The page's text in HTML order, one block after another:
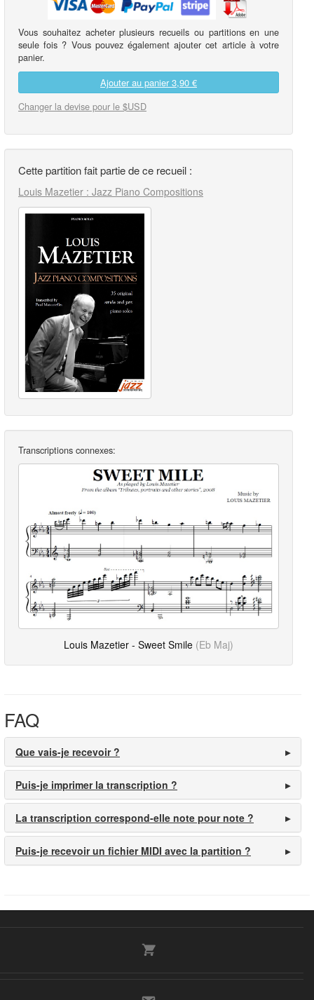
Vous souhaitez acheter plusieurs recueils ou partitions en une
seule fois ? Vous pouvez également ajouter cet article à votre
panier.
Ajouter au panier3,90 €
Changer la devise pour le $USD
Cette partition fait partie de ce recueil :
Louis Mazetier : Jazz Piano Compositions
Transcriptions connexes:
Louis Mazetier - Sweet Smile (Eb Maj)
FAQ
Que vais-je recevoir ?
Puis-je imprimer la transcription ?
La transcription correspond-elle note pour note ?
Puis-je recevoir un fichier MIDI avec la partition ?